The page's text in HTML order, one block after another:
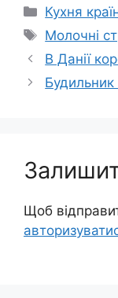
Категорії
Кухня
Позначки
Молочні
В Данії
Будильник
Щоб